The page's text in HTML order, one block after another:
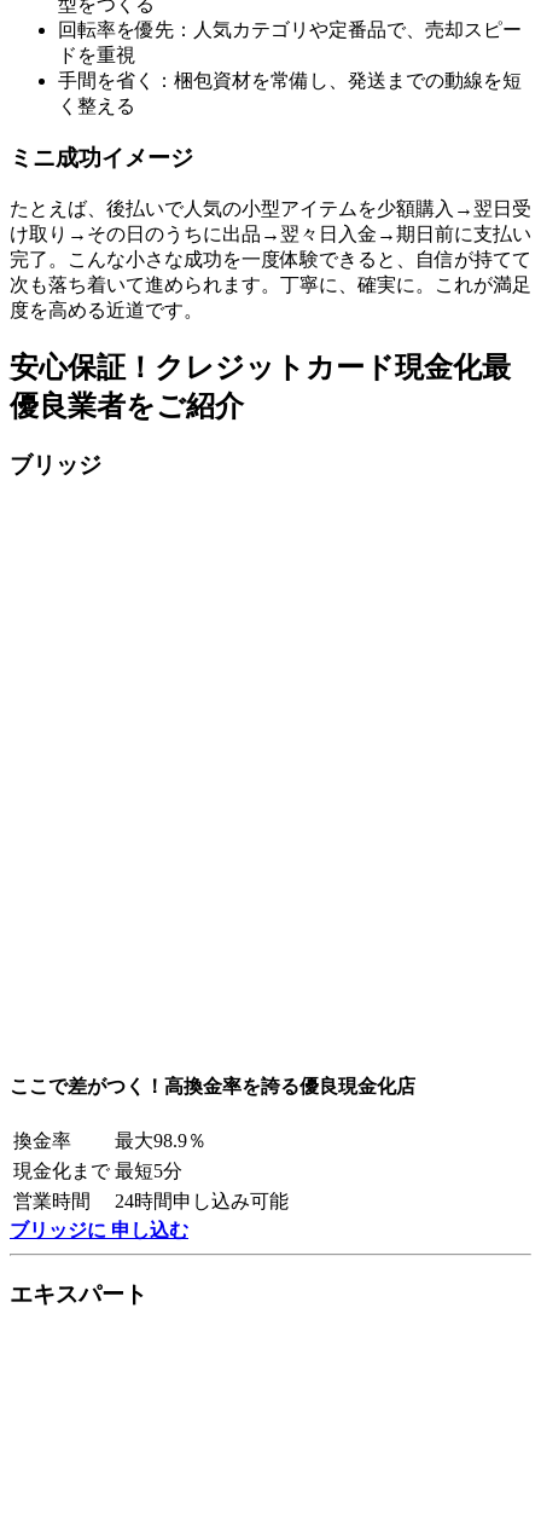
型をつくる
回転率を優先：人気カテゴリや定番品で、売却スピー
ドを重視
手間を省く：梱包資材を常備し、発送までの動線を短
く整える
ミニ成功イメージ
たとえば、後払いで人気の小型アイテムを少額購入→翌日受
け取り→その日のうちに出品→翌々日入金→期日前に支払い
完了。こんな小さな成功を一度体験できると、自信が持てて
次も落ち着いて進められます。丁寧に、確実に。これが満足
度を高める近道です。
安心保証！クレジットカード現金化最
優良業者をご紹介
ブリッジ
ここで差がつく！高換金率を誇る優良現金化店
換金率
最大98.9％
現金化まで 最短5分
営業時間
24時間申し込み可能
ブリッジに 申し込む
エキスパート